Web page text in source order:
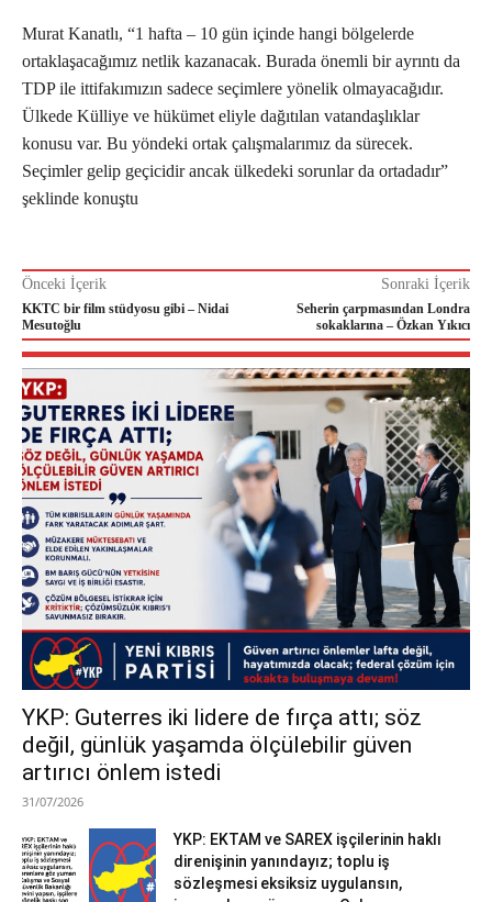
Murat Kanatlı, “1 hafta – 10 gün içinde hangi bölgelerde
ortaklaşacağımız netlik kazanacak. Burada önemli bir ayrıntı da
TDP ile ittifakımızın sadece seçimlere yönelik olmayacağıdır.
Ülkede Külliye ve hükümet eliyle dağıtılan vatandaşlıklar
konusu var. Bu yöndeki ortak çalışmalarımız da sürecek.
Seçimler gelip geçicidir ancak ülkedeki sorunlar da ortadadır”
şeklinde konuştu
Önceki İçerik
KKTC bir film stüdyosu gibi – Nidai
Mesutoğlu
Sonraki İçerik
Seherin çarpmasından Londra
sokaklarına – Özkan Yıkıcı
YKP: Guterres iki lidere de fırça attı; söz
değil, günlük yaşamda ölçülebilir güven
artırıcı önlem istedi
31/07/2026
YKP: EKTAM ve SAREX işçilerinin haklı
direnişinin yanındayız; toplu iş
sözleşmesi eksiksiz uygulansın,